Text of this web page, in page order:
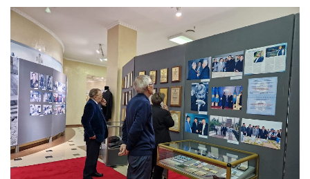
г
а
ц
и
ю